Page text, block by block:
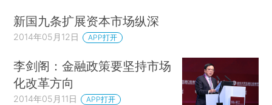
新国九条扩展资本市场纵深
2014年05月12日 APP打开
李剑阁：金融政策要坚持市场
化改革方向
2014年05月11日 APP打开